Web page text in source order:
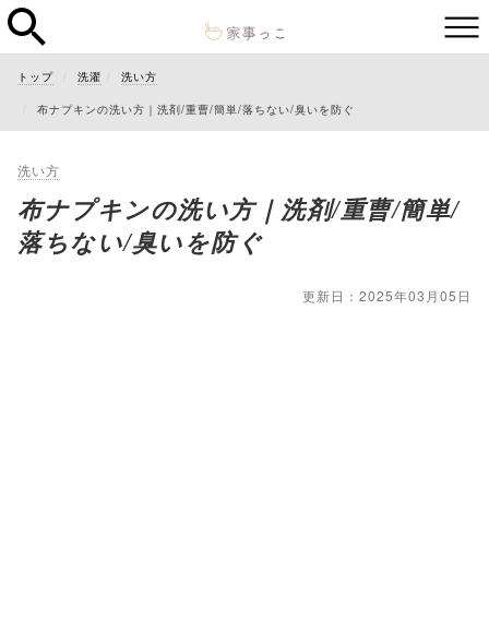
トップ 洗濯 洗い方
布ナプキンの洗い方｜洗剤/重曹/簡単/落ちない/臭いを防ぐ
洗い方
布ナプキンの洗い方｜洗剤/重曹/簡単/
落ちない/臭いを防ぐ
更新日：2025年03月05日